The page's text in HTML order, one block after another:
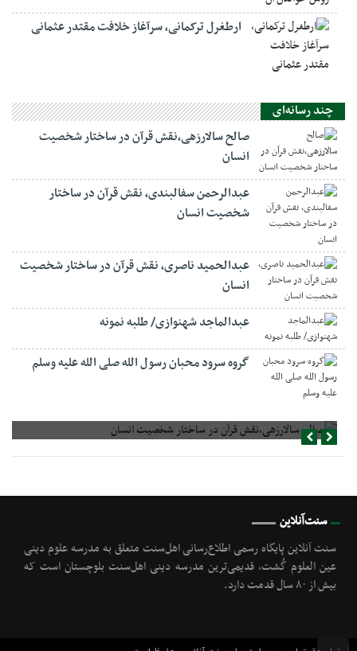
ارطغرل ترکمانی، سرآغاز خلافت مقتدر عثمانی
چند رسانه‌ای
صالح سالارزهی،‌نقش قرآن در ساختار شخصیت
انسان
عبدالرحمن سفالبندی، نقش قرآن در ساختار
شخصیت انسان
عبدالحمید ناصری، نقش قرآن در ساختار شخصیت
انسان
عبدالماجد شهنوازی/ طلبه نمونه
گروه سرود محبان رسول الله صلی الله علیه وسلم
صالح سالارزهی،‌نقش قرآن در ساختار شخصیت انسان
سنت‌آنلاین
سنت آنلاین پایگاه رسمی اطلاع‌رسانی اهل‌سنت متعلق به مدرسه علوم دینی
عین العلوم گُشت, قدیمی‌ترین مدرسه دینی اهل‌سنت بلوچستان است که
بیش از ۸۰ سال قدمت دارد.